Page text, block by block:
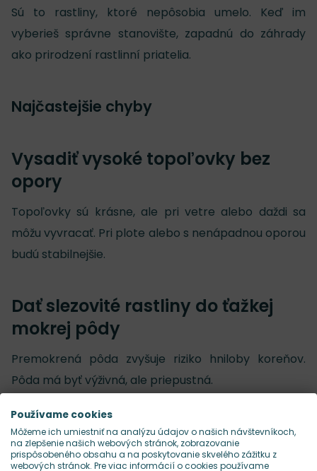
Sú to rastliny, ktoré nepôsobia umelo. Keď im
vyberieš správne stanovište, zapadnú do záhrady
ako prirodzení rastlinní priatelia.
Najčastejšie chyby
Vysadiť vysoké topoľovky bez
opory
Topoľovky sú krásne, ale pri vetre alebo daždi sa
môžu vyvracať. Pri plote alebo s nenápadnou oporou
budú stabilnejšie.
Dať slezovité rastliny do ťažkej
mokrej pôdy
Premokrená pôda zvyšuje riziko hniloby koreňov.
Pôda má byť výživná, ale priepustná.
Podceniť vzdušnosť porastu
Hustá výsadba a zálievka na listy podporujú hubové
Používame cookies
Môžeme ich umiestniť na analýzu údajov o našich návštevníkoch,
na zlepšenie našich webových stránok, zobrazovanie
prispôsobeného obsahu a na poskytovanie skvelého zážitku z
webových stránok. Pre viac informácií o cookies používame